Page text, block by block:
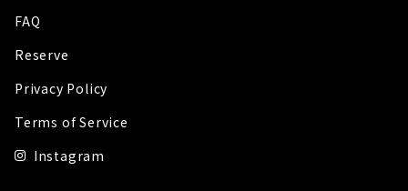
FAQ
Reserve
Privacy Policy
Terms of Service
Instagram